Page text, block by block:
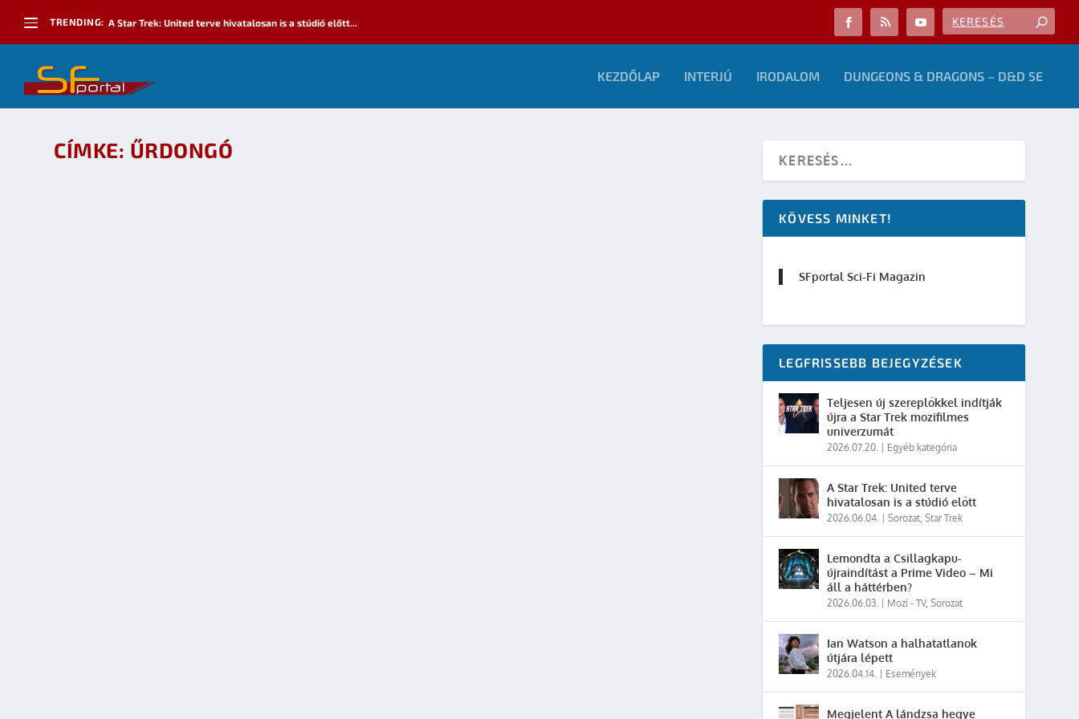
TRENDING: A Star Trek: United terve hivatalosan is a stúdió előtt...
KEZDŐLAP INTERJÚ IRODALOM DUNGEONS & DRAGONS – D&D 5E
CÍMKE: ŰRDONGÓ
KÖVESS MINKET!
SFportal Sci-Fi Magazin
LEGFRISSEBB BEJEGYZÉSEK
Teljesen új szereplőkkel indítják
újra a Star Trek mozifilmes
univerzumát
2026.07.20. Egyéb kategória
A Star Trek: United terve
hivatalosan is a stúdió előtt
2026.06.04. |Sorozat,Star Trek
Lemondta a Csillagkapu-
újraindítást a Prime Video – Mi
áll a háttérben?
2026.06.03. Mozi - TV,Sorozat
Ian Watson a halhatatlanok
útjára lépett
2026.04.14. Események
Megjelent A lándzsa hegye